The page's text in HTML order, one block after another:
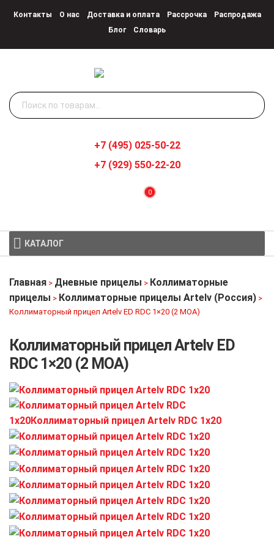
Контакты О нас Доставка и оплата Рассрочка
Распродажа
Блог
Словарь
Искать:
0
+7 (495) 025-50-22
+7 (929) 550-22-20
КАТАЛОГ
Главная > Дневные прицелы > Коллиматорные
прицелы > Коллиматорные прицелы Artelv (Россия) >
Коллиматорный прицел Artelv ED RDC 1×20 (2 МОА)
Коллиматорный прицел Artelv ED
RDC 1×20 (2 МОА)